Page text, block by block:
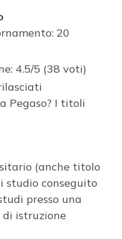
20
4.5/5 (38 voti)
Pegaso? I titoli
(anche titolo
studio conseguito
presso una
istruzione